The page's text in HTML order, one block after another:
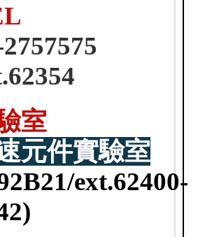
室
元件實驗室
ext.62400-